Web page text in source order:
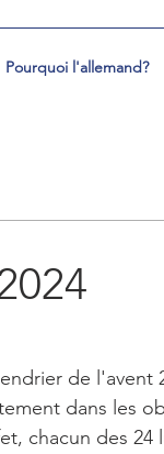
Pourquoi l'allemand?
de l'avent
dans les
chacun des 24